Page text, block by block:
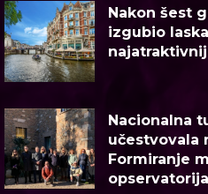
Nakon šest
izgubio
Nacionalna
učestvovala
Formiranje